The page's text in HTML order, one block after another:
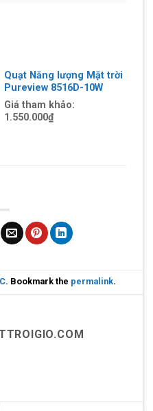
Quạt Năng lượng Mặt trời
Pureview 8516D-10W
Giá tham khảo:
1.550.000₫
. Bookmark the permalink.